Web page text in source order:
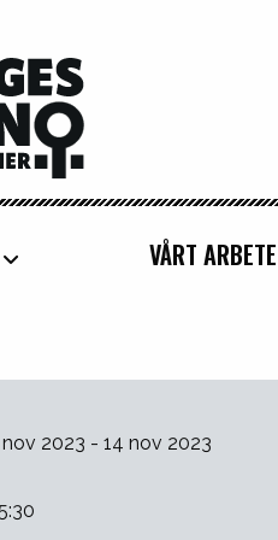
VÅRT ARBETE
Kvinnors
i
nov 2023 - 14 nov 2023